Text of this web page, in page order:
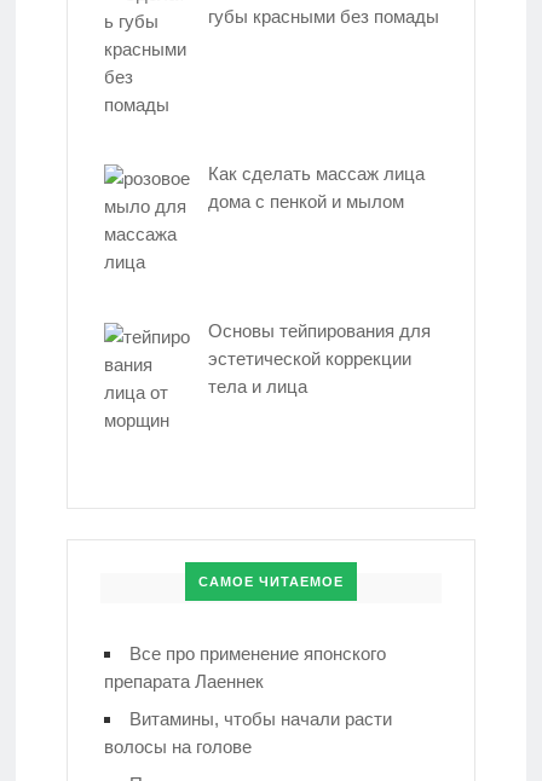
губы красными без помады
Как сделать массаж лица
дома с пенкой и мылом
Основы тейпирования для
эстетической коррекции
тела и лица
САМОЕ ЧИТАЕМОЕ
Все про применение японского
препарата Лаеннек
Витамины, чтобы начали расти
волосы на голове